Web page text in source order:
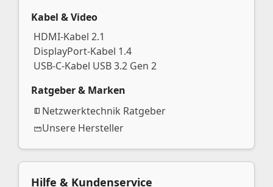
Kabel & Video
HDMI-Kabel 2.1
DisplayPort-Kabel 1.4
USB-C-Kabel USB 3.2 Gen 2
Ratgeber & Marken
Netzwerktechnik Ratgeber
Unsere Hersteller
Hilfe & Kundenservice